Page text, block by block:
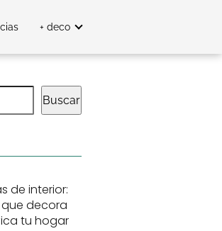
+ deco
Buscar
de interior:
decora
tu hogar